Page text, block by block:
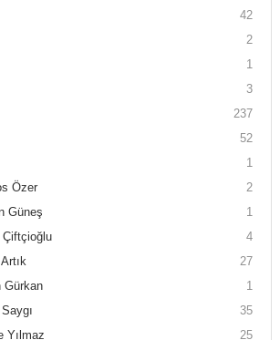
42
2
1
3
237
52
1
Özer
2
Güneş
1
Çiftçioğlu
4
27
Gürkan
1
35
Yılmaz
25